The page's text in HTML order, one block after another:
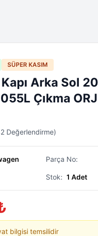
SÜPER KASIM
Arka Sol
Çıkma
Değerlendirme)
Parça No:
Stok: 1 Adet
bilgisi temsilidir